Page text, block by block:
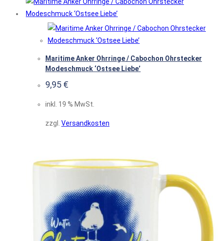
Maritime Anker Ohrringe / Cabochon Ohrstecker
Modeschmuck ‘Ostsee Liebe’
9,95 €
inkl. 19 % MwSt.
zzgl. Versandkosten